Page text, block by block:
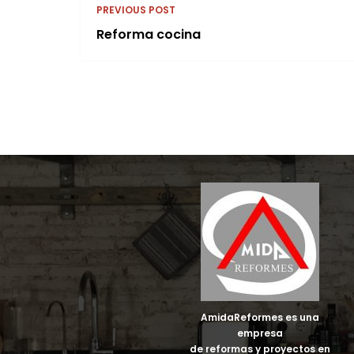
PREVIOUS POST
Reforma cocina
AmidaReformes es una
empresa
de reformas y proyectos en